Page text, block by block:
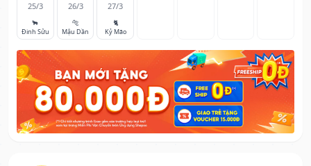
25/3
🐂
Đinh Sửu
26/3
🐅
Mậu Dần
27/3
🐈
Kỷ Mão